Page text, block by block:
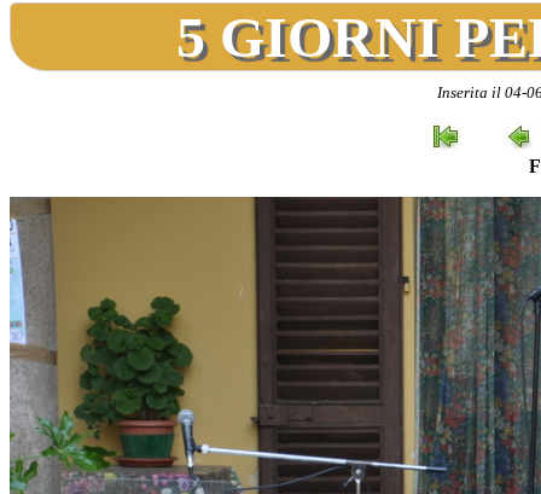
5 GIORNI
Inserita il 04-